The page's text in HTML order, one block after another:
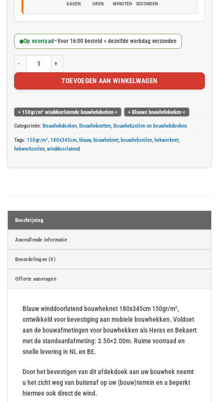
DAGEN UREN MINUTEN SECONDEN
Op voorraad –Voor 16:00 besteld = dezelfde werkdag verzonden
Blauw winddoorlatend bouwheknet 180x345cm 150gr/m² aantal
TOEVOEGEN AAN WINKELWAGEN
> 150gr/m² winddoorlatende bouwhekdoeken <
> Blauwe bouwhekdoeken <
Categorieën: Bouwhekdoeken Bouwheknetten Bouwhekzeilen en bouwhekdoeken
Tags: 150gr/m² 180x345cm blauw, bouwheknet bouwhekzeilen hekwerknet
hekwerkzeilen winddoorlatend
Beschrijving
Aanvullende informatie
Beoordelingen (0)
Offerte aanvragen
Blauw winddoorlatend bouwheknet 180x345cm 150gr/m²,
ontwikkeld voor bevestiging aan mobiele bouwhekken. Voldoet
aan de bouwafmetingen voor bouwhekken als Heras en Bekaert
met de standaardafmeting: 3.50×2.00m. Ruime voorraad en
snelle levering in NL en BE.
Door het bevestigen van dit afdekdoek aan uw bouwhek neemt
u het zicht weg van buitenaf op uw (bouw)terrein en u beperkt
hiermee ook direct de wind.